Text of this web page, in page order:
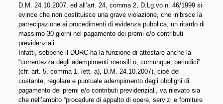
D.M. 24.10.2007, ed all’art. 24, comma 2, D.Lg.vo n. 46/1999 si
evince che non costituisce una grave violazione, che inibisce la
partecipazione ai procedimenti di evidenza pubblica, un ritardo di
massimo 30 giorni nel pagamento dei premi e/o contributi
previdenziali.
Infatti, sebbene il DURC ha la funzione di attestare anche la
“correntezza degli adempimenti mensili o, comunque, periodici”
(cfr. art. 5, comma 1, lett. a), D.M. 24.10.2007), cioè del
costante, regolare e puntuale adempimento degli obblighi di
pagamento dei premi e/o contributi previdenziali, va rilevato sia
che nell’ambito “procedure di appalto di opere, servizi e forniture